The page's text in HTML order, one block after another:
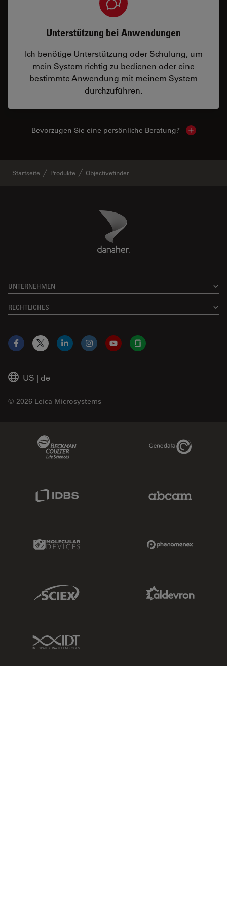
Unterstützung bei Anwendungen
Ich benötige Unterstützung oder Schulung, um
mein System richtig zu bedienen oder eine
bestimmte Anwendung mit meinem System
durchzuführen.
Bevorzugen Sie eine persönliche Beratung? Show
Startseite Produkte Objectivefinder
Danaher Logo
UNTERNEHMEN
RECHTLICHES
US | de
© 2026 Leica Microsystems
Facebook
X LinkedInInstagramYouTubeGlassdoor
Genedata Link
Molecular Devices Link
Sciex Link
IDT Link